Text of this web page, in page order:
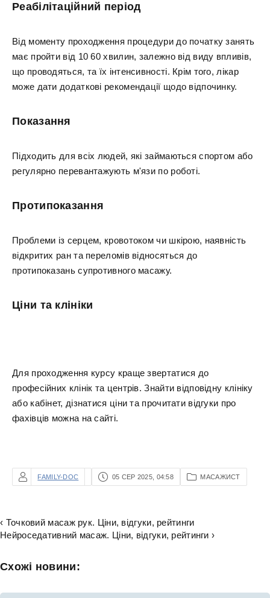
Реабілітаційний період
Від моменту проходження процедури до початку занять
має пройти від 10 60 хвилин, залежно від виду впливів,
що проводяться, та їх інтенсивності. Крім того, лікар
може дати додаткові рекомендації щодо відпочинку.
Показання
Підходить для всіх людей, які займаються спортом або
регулярно перевантажують м'язи по роботі.
Протипоказання
Проблеми із серцем, кровотоком чи шкірою, наявність
відкритих ран та переломів відносяться до
протипоказань супротивного масажу.
Ціни та клініки
Для проходження курсу краще звертатися до
професійних клінік та центрів. Знайти відповідну клініку
або кабінет, дізнатися ціни та прочитати відгуки про
фахівців можна на сайті.
FAMILY-DOC 05 СЕР 2025, 04:58 МАСАЖИСТ
‹ Точковий масаж рук. Ціни, відгуки, рейтинги
Нейроседативний масаж. Ціни, відгуки, рейтинги ›
Схожі новини: